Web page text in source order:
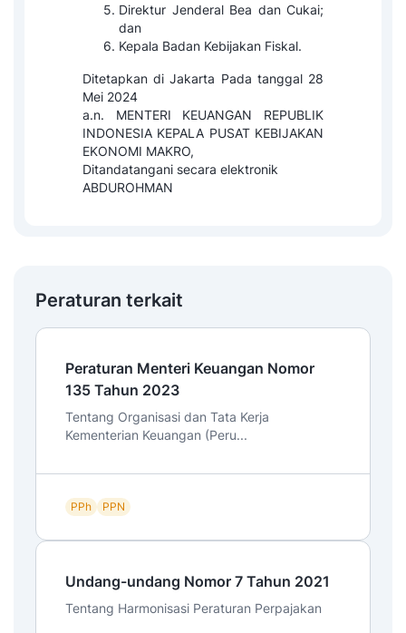
Direktur Jenderal Bea dan Cukai;
dan
Kepala Badan Kebijakan Fiskal.
Ditetapkan di Jakarta Pada tanggal 28
Mei 2024
a.n. MENTERI KEUANGAN REPUBLIK
INDONESIA KEPALA PUSAT KEBIJAKAN
EKONOMI MAKRO,
Ditandatangani secara elektronik
ABDUROHMAN
Peraturan terkait
Peraturan Menteri Keuangan Nomor
135 Tahun 2023
Tentang Organisasi dan Tata Kerja
Kementerian Keuangan (Peru...
PPh PPN
Undang-undang Nomor 7 Tahun 2021
Tentang Harmonisasi Peraturan Perpajakan